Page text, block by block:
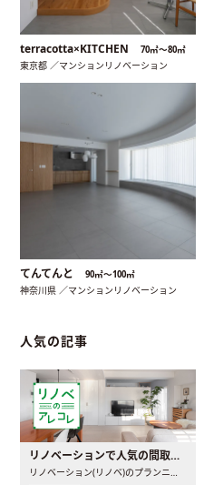
terracotta×KITCHEN 70㎡〜80㎡
東京都 ／マンションリノベーション
てんてんと 90㎡〜100㎡
神奈川県 ／マンションリノベーション
人気の記事
リノベーションで人気の間取りとは？トレンドの間取りと実例を徹底解説
リノベーション(リノベ)のプランニングで一番最初に決めるのは..